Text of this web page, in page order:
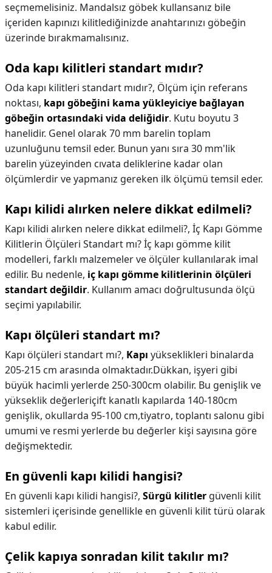
seçmemelisiniz. Mandalsız göbek kullansanız bile
içeriden kapınızı kilitlediğinizde anahtarınızı göbeğin
üzerinde bırakmamalısınız.
Oda kapı kilitleri standart mıdır?
Oda kapı kilitleri standart mıdır?, Ölçüm için referans
noktası, kapı göbeğini kama yükleyiciye bağlayan
göbeğin ortasındaki vida deliğidir. Kutu boyutu 3
hanelidir. Genel olarak 70 mm barelin toplam
uzunluğunu temsil eder. Bunun yanı sıra 30 mm'lik
barelin yüzeyinden cıvata deliklerine kadar olan
ölçümlerdir ve yapmanız gereken ilk ölçümü temsil eder.
Kapı kilidi alırken nelere dikkat edilmeli?
Kapı kilidi alırken nelere dikkat edilmeli?, İç Kapı Gömme
Kilitlerin Ölçüleri Standart mı? İç kapı gömme kilit
modelleri, farklı malzemeler ve ölçüler kullanılarak imal
edilir. Bu nedenle, iç kapı gömme kilitlerinin ölçüleri
standart değildir. Kullanım amacı doğrultusunda ölçü
seçimi yapılabilir.
Kapı ölçüleri standart mı?
Kapı ölçüleri standart mı?, Kapı yükseklikleri binalarda
205-215 cm arasında olmaktadır.Dükkan, işyeri gibi
büyük hacimli yerlerde 250-300cm olabilir. Bu genişlik ve
yükseklik değerleriçift kanatlı kapılarda 140-180cm
genişlik, okullarda 95-100 cm,tiyatro, toplantı salonu gibi
umumi ve resmi yerlerde bu değerler kişi sayısına göre
değişmektedir.
En güvenli kapı kilidi hangisi?
En güvenli kapı kilidi hangisi?, Sürgü kilitler güvenli kilit
sistemleri içerisinde genellikle en güvenli kilit türü olarak
kabul edilir.
Çelik kapıya sonradan kilit takılır mı?